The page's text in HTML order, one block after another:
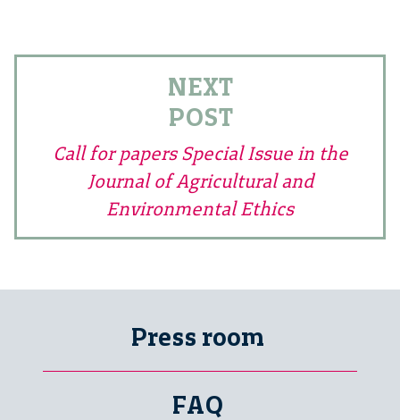
NEXT
POST
Call for papers Special Issue in the
Journal of Agricultural and
Environmental Ethics
Press room
FAQ